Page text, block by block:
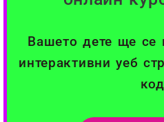
Вашето дете ще се
интерактивни уеб